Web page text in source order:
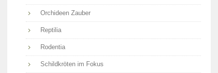
Orchideen Zauber
Reptilia
Rodentia
Schildkröten im Fokus